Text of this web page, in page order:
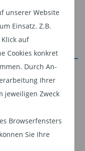
unserer Website
Einsatz. Z.B.
auf
Cookies konkret
Durch An-
Ihrer
jeweiligen Zweck
Browserfensters
Sie Ihre
kam.
American mit
GBP zum
~31%) bzw.
sah diese
an. Anglo
Strategie, die vor
abzielt,
zeigen, dass
Anleger
bestätigen
Anleger sind